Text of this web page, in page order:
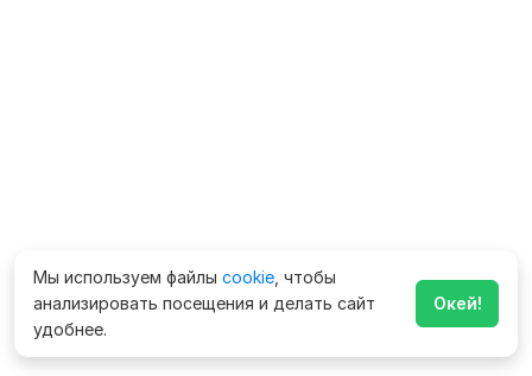
Мы используем файлы cookie , чтобы
анализировать посещения и делать сайт
удобнее.
Окей!